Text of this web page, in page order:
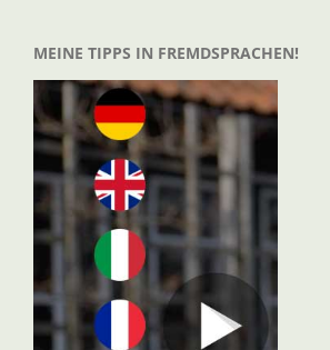
MEINE TIPPS IN FREMDSPRACHEN!